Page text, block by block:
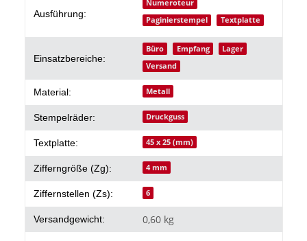
Ausführung:
Numeroteur
Paginierstempel
Textplatte
Einsatzbereiche:
Büro Empfang
Lager
Versand
Material: Metall
Stempelräder: Druckguss
Textplatte: 45 x 25 (mm)
Zifferngröße (Zg): 4 mm
Ziffernstellen (Zs): 6
Versandgewicht: 0,60 kg